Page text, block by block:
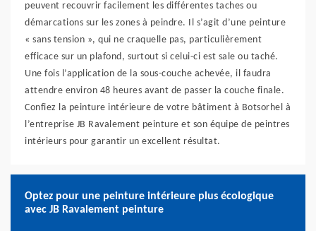
peuvent recouvrir facilement les différentes taches ou
démarcations sur les zones à peindre. Il s’agit d’une peinture
« sans tension », qui ne craquelle pas, particulièrement
efficace sur un plafond, surtout si celui-ci est sale ou taché.
Une fois l’application de la sous-couche achevée, il faudra
attendre environ 48 heures avant de passer la couche finale.
Confiez la peinture intérieure de votre bâtiment à Botsorhel à
l’entreprise JB Ravalement peinture et son équipe de peintres
intérieurs pour garantir un excellent résultat.
Optez pour une peinture intérieure plus écologique
avec JB Ravalement peinture